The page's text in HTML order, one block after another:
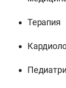
Терапия